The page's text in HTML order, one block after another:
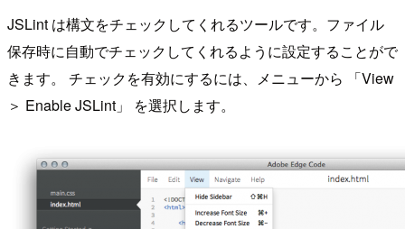
JSLint は構文をチェックしてくれるツールです。ファイル
保存時に自動でチェックしてくれるように設定することがで
きます。 チェックを有効にするには、メニューから 「View
＞ Enable JSLint」 を選択します。